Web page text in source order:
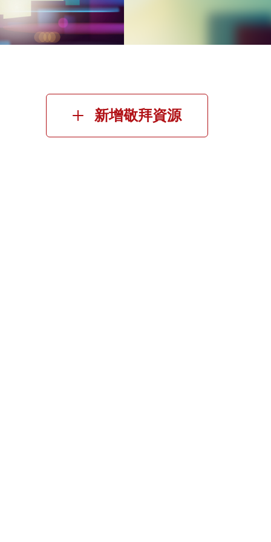
新增敬拜資源